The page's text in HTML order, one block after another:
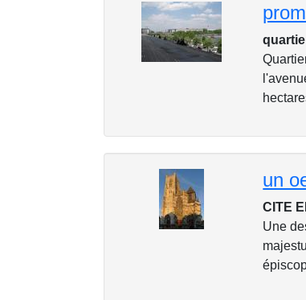
un
CITE
Une